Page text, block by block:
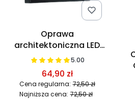
Oprawa
architektoniczna LED
Santiago 6W
Prostokątna
5.00
64,90 zł
Cena regularna: 72,50 zł
Najniższa cena: 72,50 zł